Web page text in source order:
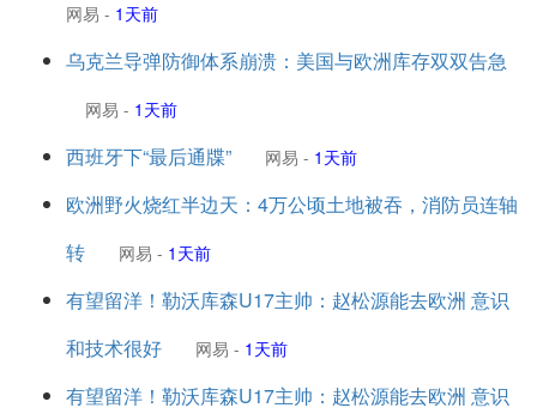
网易 - 1天前
乌克兰导弹防御体系崩溃：美国与欧洲库存双双告急
网易 - 1天前
西班牙下“最后通牒” 网易 - 1天前
欧洲野火烧红半边天：4万公顷土地被吞，消防员连轴
转
网易 - 1天前
有望留洋！勒沃库森U17主帅：赵松源能去欧洲 意识
和技术很好
网易 - 1天前
有望留洋！勒沃库森U17主帅：赵松源能去欧洲 意识